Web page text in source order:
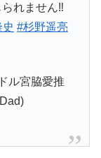
れません‼️
#杉野遥亮
ル宮脇愛推